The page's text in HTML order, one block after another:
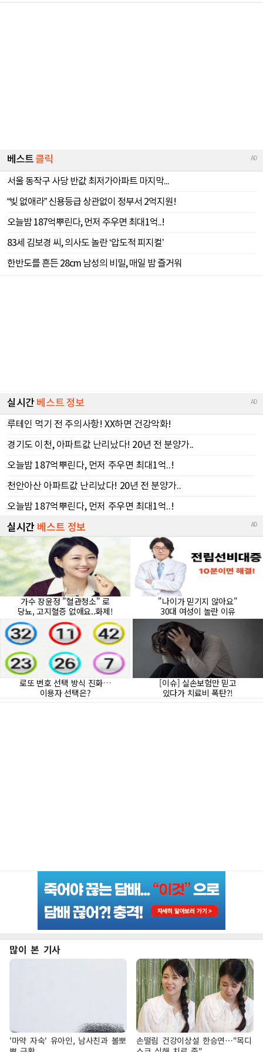
많이 본 기사
'마약 자숙' 유아인, 남사친과 볼뽀
손떨림 건강이상설 한승연…"목디